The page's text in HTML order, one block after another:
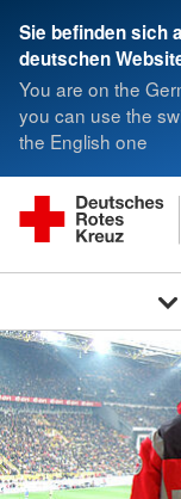
Sie befinden sich
deutschen
You are on the
you can use the
the English one